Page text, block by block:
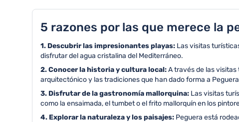
5 razones por las que merece la
1. Descubrir las impresionantes playas: Las visitas
disfrutar del agua cristalina del Mediterráneo.
2. Conocer la historia y cultura local:A través de las
arquitectónico y las tradiciones que han dado forma a
3. Disfrutar de la gastronomía mallorquina: Las visitas
como la ensaimada, el tumbet o el frito mallorquín en los
4. Explorar la naturaleza y los paisajes: Peguera está